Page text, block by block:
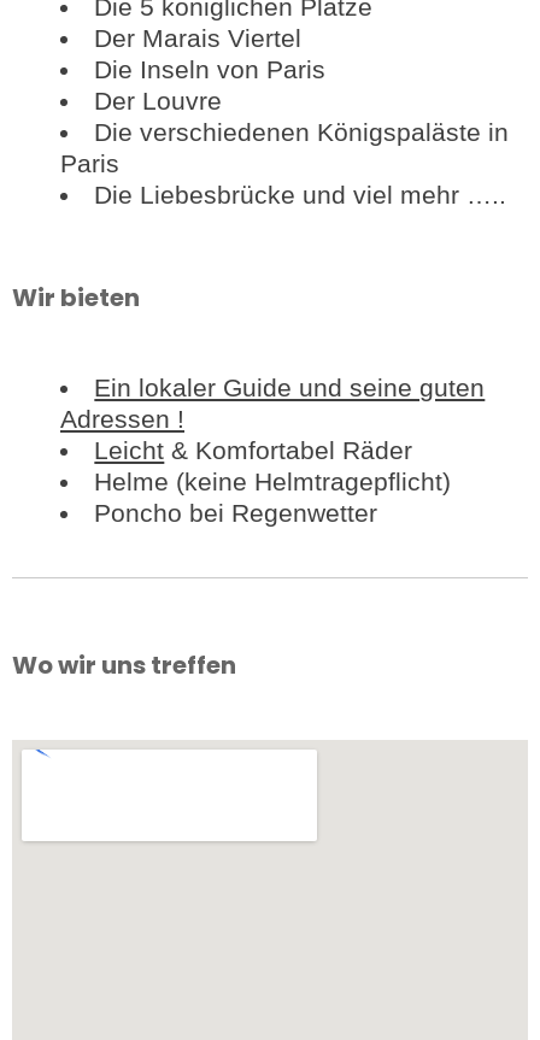
Die 5 königlichen Plätze
Der Marais Viertel
Die Inseln von Paris
Der Louvre
Die verschiedenen Königspaläste in
Paris
Die Liebesbrücke und viel mehr …..
Wir bieten
Ein lokaler Guide und seine guten
Adressen !
Leicht & Komfortabel Räder
Helme (keine Helmtragepflicht)
Poncho bei Regenwetter
Wo wir uns treffen